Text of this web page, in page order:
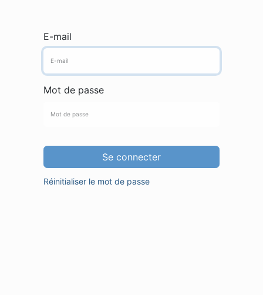
E-mail
Mot de passe
Se connecter
Réinitialiser le mot de passe